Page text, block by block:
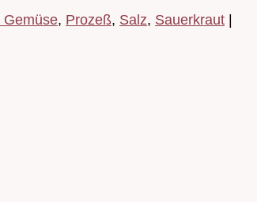
Gemüse, Prozeß, Salz, Sauerkraut